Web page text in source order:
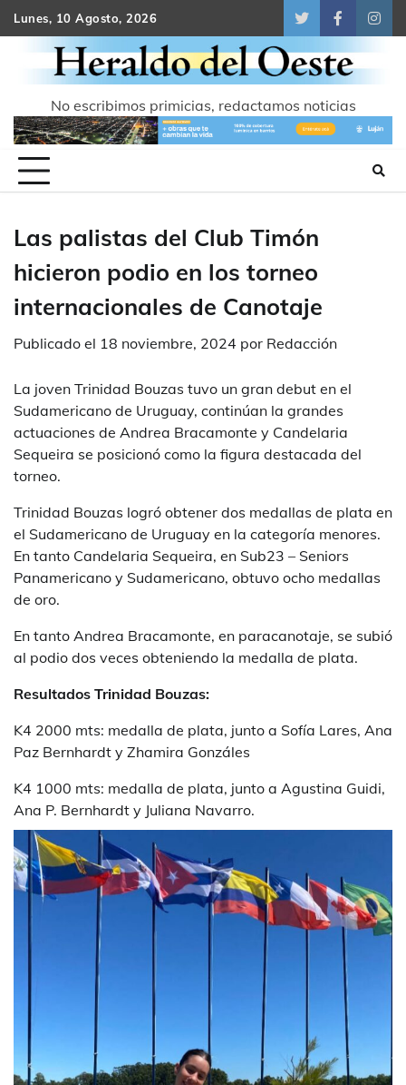
Skip
to
content
Lunes, 10 Agosto, 2026
TwitterFacebook
No escribimos primicias, redactamos noticias
Las palistas del Club Timón
hicieron podio en los torneo
internacionales de Canotaje
Publicado el 18 noviembre, 2024 por Redacción
La joven Trinidad Bouzas tuvo un gran debut en el
Sudamericano de Uruguay, continúan la grandes
actuaciones de Andrea Bracamonte y Candelaria
Sequeira se posicionó como la figura destacada del
torneo.
Trinidad Bouzas logró obtener dos medallas de plata en
el Sudamericano de Uruguay en la categoría menores.
En tanto Candelaria Sequeira, en Sub23 – Seniors
Panamericano y Sudamericano, obtuvo ocho medallas
de oro.
En tanto Andrea Bracamonte, en paracanotaje, se subió
al podio dos veces obteniendo la medalla de plata.
Resultados Trinidad Bouzas:
K4 2000 mts: medalla de plata, junto a Sofía Lares, Ana
Paz Bernhardt y Zhamira Gonzáles
K4 1000 mts: medalla de plata, junto a Agustina Guidi,
Ana P. Bernhardt y Juliana Navarro.